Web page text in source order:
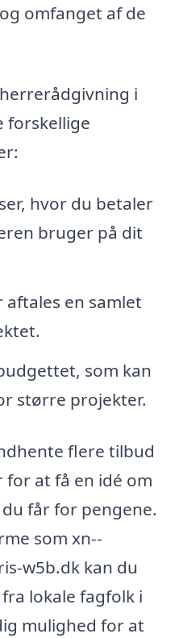
omfanget af de
i
forskellige
hvor du betaler
bruger på dit
aftales en samlet
som kan
større projekter.
flere tilbud
at få en idé om
får for pengene.
som xn--
w5b.dk kan du
lokale fagfolk i
mulighed for at